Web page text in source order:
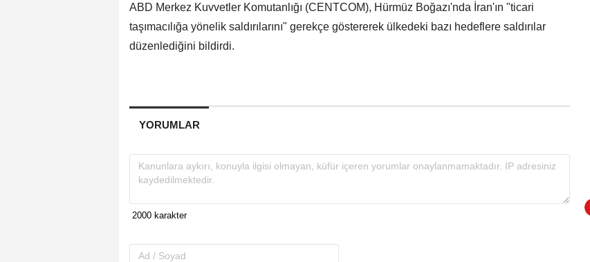
ABD Merkez Kuvvetler Komutanlığı (CENTCOM), Hürmüz Boğazı'nda İran'ın "ticari
taşımacılığa yönelik saldırılarını" gerekçe göstererek ülkedeki bazı hedeflere saldırılar
düzenlediğini bildirdi.
YORUMLAR